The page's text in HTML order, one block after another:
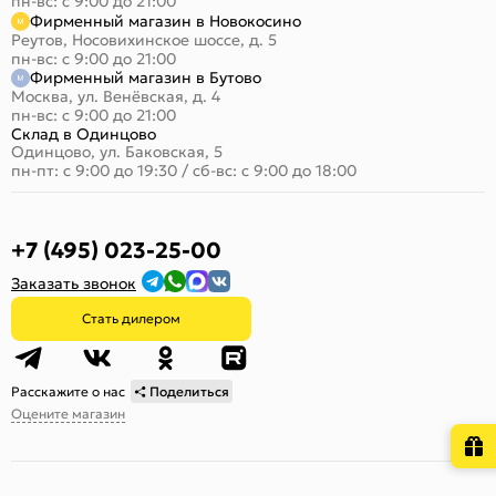
Фирменный магазин в Новокосино
Реутов, Носовихинское шоссе, д. 5
пн-вс: с 9:00 до 21:00
Фирменный магазин в Бутово
Москва, ул. Венёвская, д. 4
пн-вс: с 9:00 до 21:00
Склад в Одинцово
Одинцово, ул. Баковская, 5
пн-пт: с 9:00 до 19:30 / сб-вс: с 9:00 до 18:00
+7 (495) 023-25-00
Заказать звонок
Стать дилером
Расскажите о нас
Поделиться
Оцените магазин